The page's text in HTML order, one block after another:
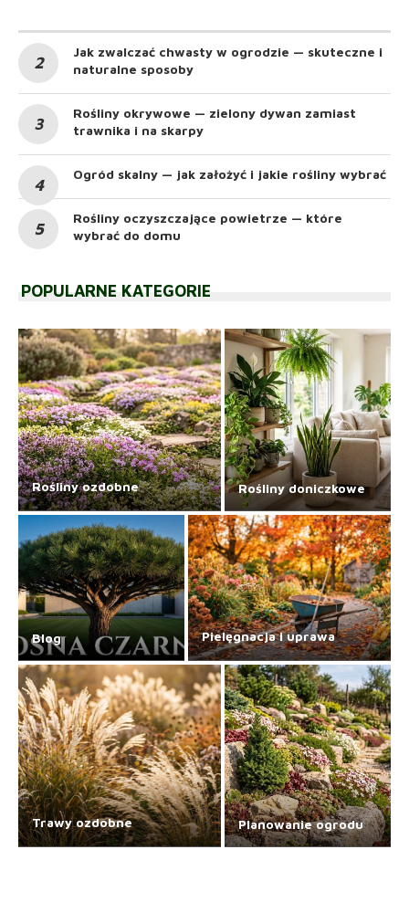
Jak zwalczać chwasty w ogrodzie — skuteczne i
naturalne sposoby
Rośliny okrywowe — zielony dywan zamiast
trawnika i na skarpy
Ogród skalny — jak założyć i jakie rośliny wybrać
Rośliny oczyszczające powietrze — które
wybrać do domu
POPULARNE KATEGORIE
Rośliny ozdobne Rośliny doniczkowe
Blog Pielęgnacja i uprawa
Trawy ozdobne Planowanie ogrodu